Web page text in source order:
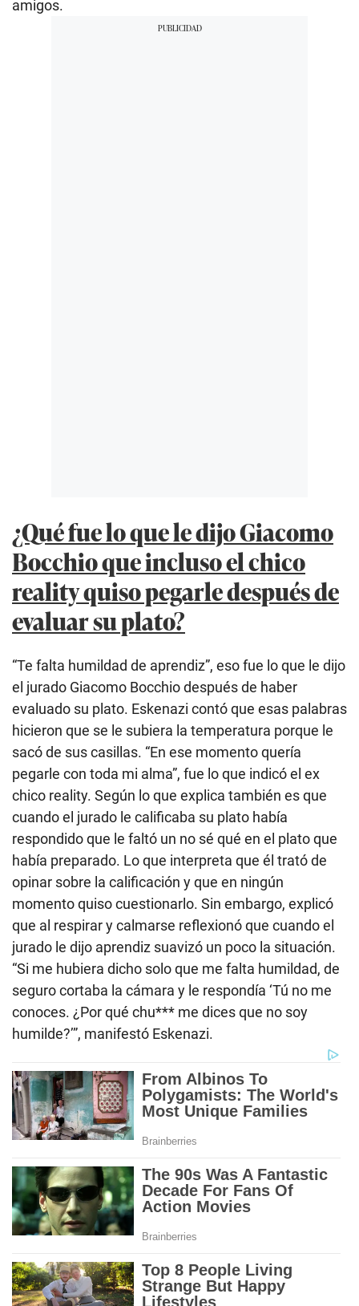
amigos.
¿Qué fue lo que le dijo Giacomo
Bocchio que incluso el chico
reality quiso pegarle después de
evaluar su plato?
“Te falta humildad de aprendiz”, eso fue lo que le dijo
el jurado Giacomo Bocchio después de haber
evaluado su plato. Eskenazi contó que esas palabras
hicieron que se le subiera la temperatura porque le
sacó de sus casillas. “En ese momento quería
pegarle con toda mi alma”, fue lo que indicó el ex
chico reality. Según lo que explica también es que
cuando el jurado le calificaba su plato había
respondido que le faltó un no sé qué en el plato que
había preparado. Lo que interpreta que él trató de
opinar sobre la calificación y que en ningún
momento quiso cuestionarlo. Sin embargo, explicó
que al respirar y calmarse reflexionó que cuando el
jurado le dijo aprendiz suavizó un poco la situación.
“Si me hubiera dicho solo que me falta humildad, de
seguro cortaba la cámara y le respondía ‘Tú no me
conoces. ¿Por qué chu*** me dices que no soy
humilde?’”, manifestó Eskenazi.